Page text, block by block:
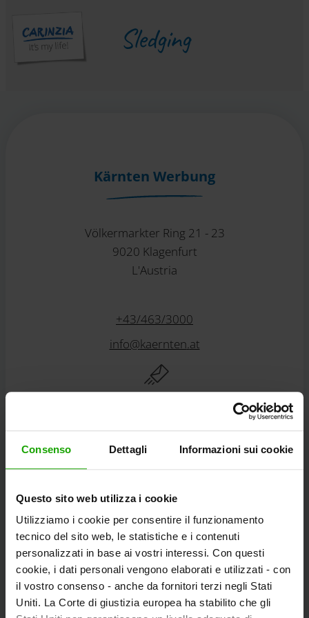
Consenso Dettagli Informazioni sui cookie
Questo sito web utilizza i cookie
Utilizziamo i cookie per consentire il funzionamento
tecnico del sito web, le statistiche e i contenuti
personalizzati in base ai vostri interessi. Con questi
cookie, i dati personali vengono elaborati e utilizzati - con
il vostro consenso - anche da fornitori terzi negli Stati
Uniti. La Corte di giustizia europea ha stabilito che gli
Sledging
Kärnten Werbung
Völkermarkter Ring 21 - 23
9020 Klagenfurt
L'Austria
+43/463/3000
info@kaernten at
Abbonatevi alla nostra newsletter gratuita
Alla registrazione
Scoprire i tour